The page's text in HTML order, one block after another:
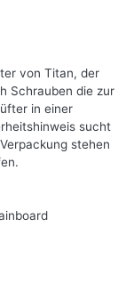
von Titan, der
Schrauben die zur
in einer
sucht
stehen